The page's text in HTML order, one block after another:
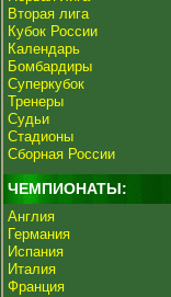
Вторая лига
Кубок России
Календарь
Бомбардиры
Суперкубок
Тренеры
Судьи
Стадионы
Сборная России
ЧЕМПИОНАТЫ:
Англия
Германия
Испания
Италия
Франция